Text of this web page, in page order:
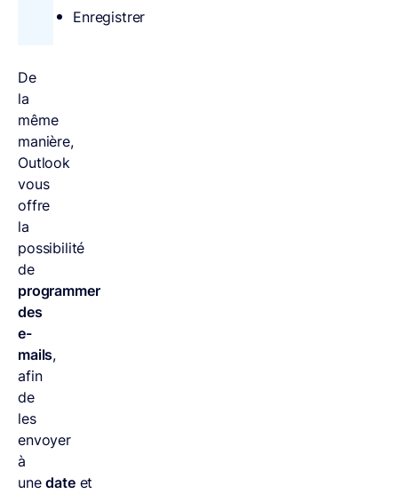
Enregistrer
De
la
même
manière,
Outlook
vous
offre
la
possibilité
de
programmer
des
e-
mails,
afin
de
les
envoyer
à
unedateet